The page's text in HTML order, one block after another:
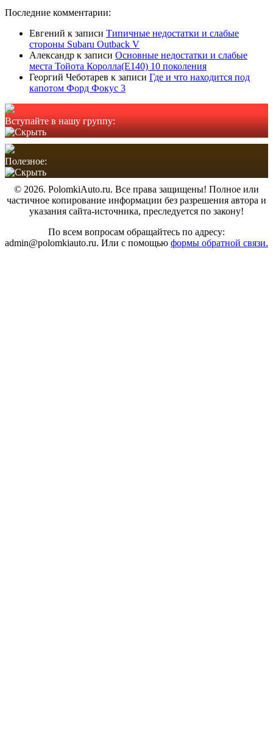
Последние комментарии:
Евгений к записи Типичные недостатки и слабые
стороны Subaru Outback V
Александр к записи Основные недостатки и слабые
места Тойота Королла(Е140) 10 поколения
Георгий Чеботарев к записи Где и что находится под
капотом Форд Фокус 3
Вступайте в нашу группу:
Полезное:
© 2026. PolomkiAuto.ru. Все права защищены! Полное или
частичное копирование информации без разрешения автора и
указания сайта-источника, преследуется по закону!
По всем вопросам обращайтесь по адресу:
admin@polomkiauto.ru. Или с помощью формы обратной связи.